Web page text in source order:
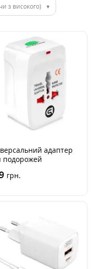
з високого)
адаптер
подорожей
грн.